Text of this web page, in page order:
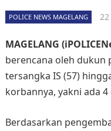
POLICE NEWS MAGELANG
MAGELANG
berencana oleh dukun
tersangka IS (57)
korbannya, yakni ada
Berdasarkan